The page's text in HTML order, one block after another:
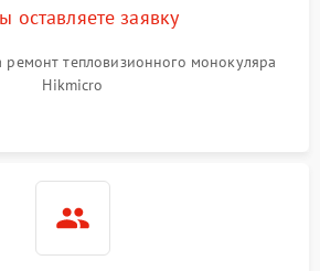
оставляете заявку
ремонт тепловизионного монокуляра
Hikmicro